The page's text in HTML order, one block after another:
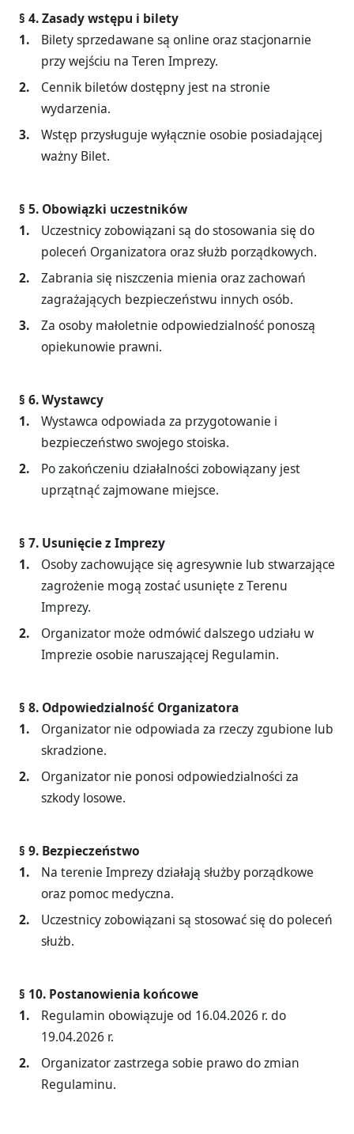
§ 4. Zasady wstępu i bilety
Bilety sprzedawane są online oraz stacjonarnie
przy wejściu na Teren Imprezy.
Cennik biletów dostępny jest na stronie
wydarzenia.
Wstęp przysługuje wyłącznie osobie posiadającej
ważny Bilet.
§ 5. Obowiązki uczestników
Uczestnicy zobowiązani są do stosowania się do
poleceń Organizatora oraz służb porządkowych.
Zabrania się niszczenia mienia oraz zachowań
zagrażających bezpieczeństwu innych osób.
Za osoby małoletnie odpowiedzialność ponoszą
opiekunowie prawni.
§ 6. Wystawcy
Wystawca odpowiada za przygotowanie i
bezpieczeństwo swojego stoiska.
Po zakończeniu działalności zobowiązany jest
uprzątnąć zajmowane miejsce.
§ 7. Usunięcie z Imprezy
Osoby zachowujące się agresywnie lub stwarzające
zagrożenie mogą zostać usunięte z Terenu
Imprezy.
Organizator może odmówić dalszego udziału w
Imprezie osobie naruszającej Regulamin.
§ 8. Odpowiedzialność Organizatora
Organizator nie odpowiada za rzeczy zgubione lub
skradzione.
Organizator nie ponosi odpowiedzialności za
szkody losowe.
§ 9. Bezpieczeństwo
Na terenie Imprezy działają służby porządkowe
oraz pomoc medyczna.
Uczestnicy zobowiązani są stosować się do poleceń
służb.
§ 10. Postanowienia końcowe
Regulamin obowiązuje od 16.04.2026 r. do
19.04.2026 r.
Organizator zastrzega sobie prawo do zmian
Regulaminu.